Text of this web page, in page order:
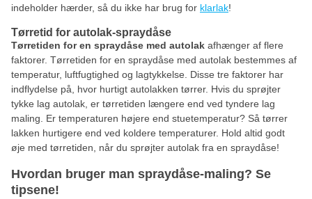
indeholder hærder, så du ikke har brug for klarlak!
Tørretid for autolak-spraydåse
Tørretiden for en spraydåse med autolak afhænger af flere
faktorer. Tørretiden for en spraydåse med autolak bestemmes af
temperatur, luftfugtighed og lagtykkelse. Disse tre faktorer har
indflydelse på, hvor hurtigt autolakken tørrer. Hvis du sprøjter
tykke lag autolak, er tørretiden længere end ved tyndere lag
maling. Er temperaturen højere end stuetemperatur? Så tørrer
lakken hurtigere end ved koldere temperaturer. Hold altid godt
øje med tørretiden, når du sprøjter autolak fra en spraydåse!
Hvordan bruger man spraydåse-maling? Se
tipsene!